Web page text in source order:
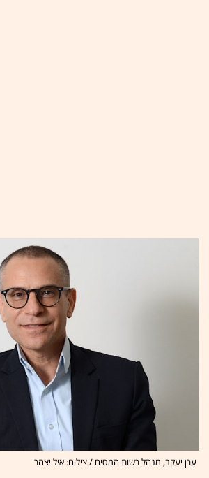
ערן יעקב, מנהל רשות המסים / צילום: איל יצהר